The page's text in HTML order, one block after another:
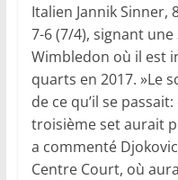
Italien Jannik Sinner,
7-6 (7/4), signant une
Wimbledon où il est
quarts en 2017. »Le
de ce qu’il se
troisième set aurait
a commenté
Centre Court, où